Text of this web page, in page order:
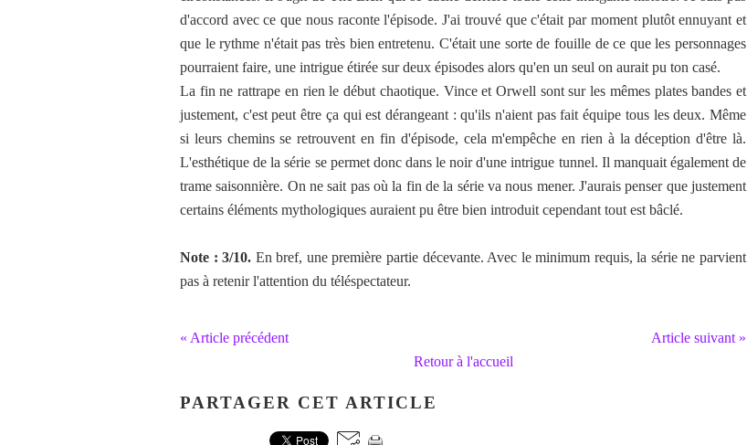
d'accord avec ce que nous raconte l'épisode. J'ai trouvé que c'était par moment plutôt ennuyant et
que le rythme n'était pas très bien entretenu. C'était une sorte de fouille de ce que les personnages
pourraient faire, une intrigue étirée sur deux épisodes alors qu'en un seul on aurait pu ton casé.
La fin ne rattrape en rien le début chaotique. Vince et Orwell sont sur les mêmes plates bandes et
justement, c'est peut être ça qui est dérangeant : qu'ils n'aient pas fait équipe tous les deux. Même
si leurs chemins se retrouvent en fin d'épisode, cela m'empêche en rien à la déception d'être là.
L'esthétique de la série se permet donc dans le noir d'une intrigue tunnel. Il manquait également de
trame saisonnière. On ne sait pas où la fin de la série va nous mener. J'aurais penser que justement
certains éléments mythologiques auraient pu être bien introduit cependant tout est bâclé.
Note : 3/10. En bref, une première partie décevante. Avec le minimum requis, la série ne parvient
pas à retenir l'attention du téléspectateur.
« Article précédent
Article suivant »
Retour à l'accueil
PARTAGER CET ARTICLE